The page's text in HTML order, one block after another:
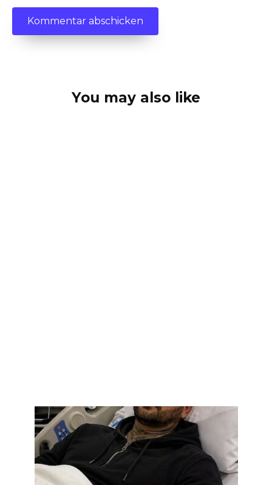
You may also like